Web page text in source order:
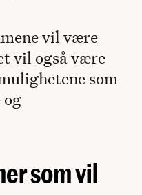
vil være
vil også være
som
som vil